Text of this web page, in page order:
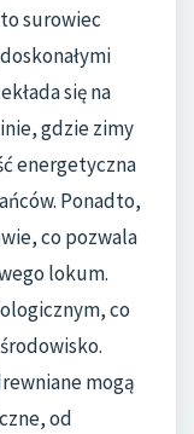
surowiec
się na
gdzie zimy
energetyczna
Ponadto,
co pozwala
lokum.
co
mogą
od